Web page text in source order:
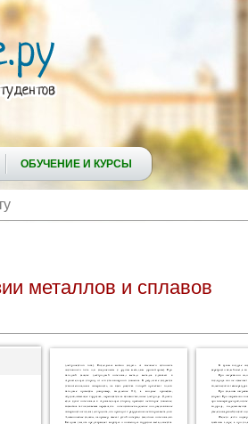
ОБУЧЕНИЕ И КУРСЫ
металлов и сплавов